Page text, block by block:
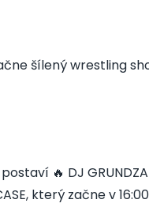
šílený wrestling
🔥 DJ
který začne v